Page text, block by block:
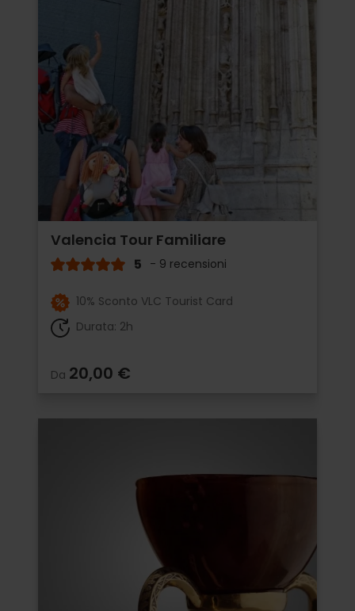
Valencia Tour Familiare
5 - 9 recensioni
10% Sconto VLC Tourist Card
Durata: 2h
Da 20,00 €